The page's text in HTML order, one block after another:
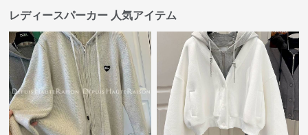
レディースパーカー 人気アイテム